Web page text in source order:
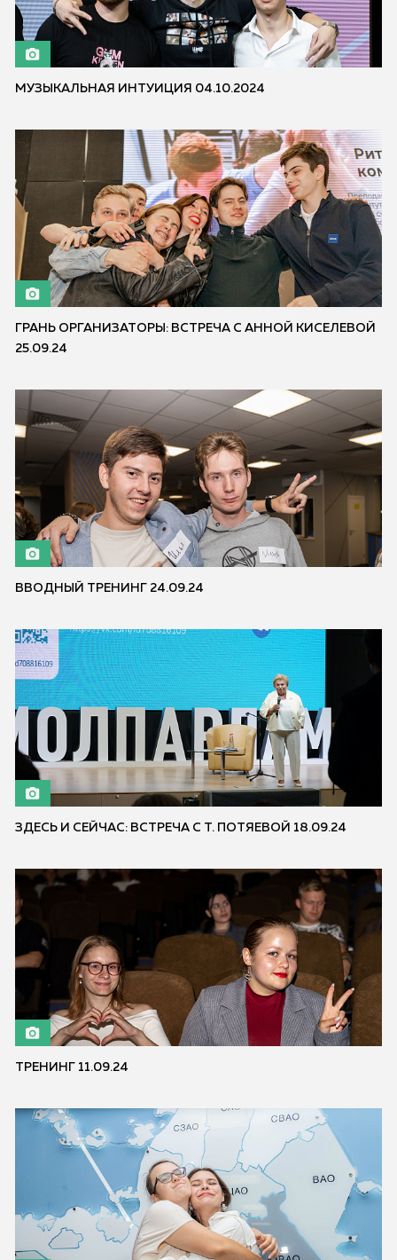
МУЗЫКАЛЬНАЯ ИНТУИЦИЯ 04.10.2024
ГРАНЬ ОРГАНИЗАТОРЫ: ВСТРЕЧА С АННОЙ КИСЕЛЕВОЙ
25.09.24
ВВОДНЫЙ ТРЕНИНГ 24.09.24
ЗДЕСЬ И СЕЙЧАС: ВСТРЕЧА С Т. ПОТЯЕВОЙ 18.09.24
ТРЕНИНГ 11.09.24